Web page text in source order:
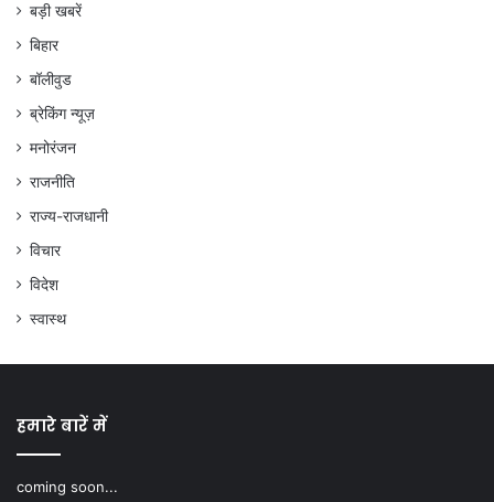
बड़ी खबरें
बिहार
बॉलीवुड
ब्रेकिंग न्यूज़
मनोरंजन
राजनीति
राज्य-राजधानी
विचार
विदेश
स्वास्थ
हमारे बारें में
coming soon...